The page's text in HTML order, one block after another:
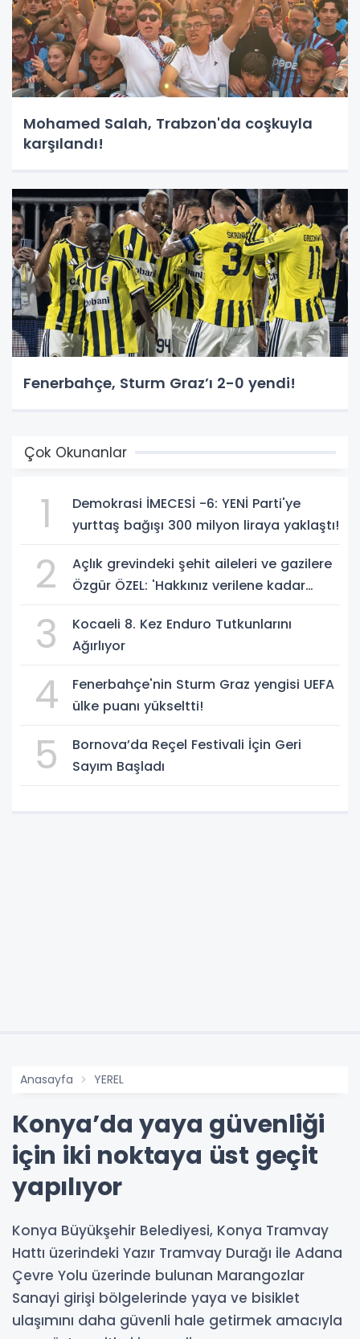
Mohamed Salah, Trabzon'da coşkuyla
karşılandı!
Fenerbahçe, Sturm Graz’ı 2-0 yendi!
Çok Okunanlar
1
Demokrasi İMECESİ -6: YENİ Parti'ye
yurttaş bağışı 300 milyon liraya yaklaştı!
2
Açlık grevindeki şehit aileleri ve gazilere
Özgür ÖZEL: 'Hakkınız verilene kadar
3
Kocaeli 8. Kez Enduro Tutkunlarını
Ağırlıyor
4
Fenerbahçe'nin Sturm Graz yengisi UEFA
ülke puanı yükseltti!
5
Bornova’da Reçel Festivali İçin Geri
Sayım Başladı
Anasayfa YEREL
Konya’da yaya güvenliği
için iki noktaya üst geçit
yapılıyor
Konya Büyükşehir Belediyesi, Konya Tramvay
Hattı üzerindeki Yazır Tramvay Durağı ile Adana
Çevre Yolu üzerinde bulunan Marangozlar
Sanayi girişi bölgelerinde yaya ve bisiklet
ulaşımını daha güvenli hale getirmek amacıyla